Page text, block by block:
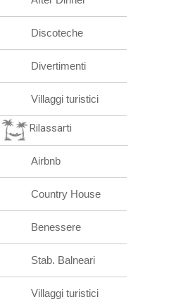
Discoteche
Divertimenti
Villaggi turistici
Rilassarti
Airbnb
Country House
Benessere
Stab. Balneari
Villaggi turistici